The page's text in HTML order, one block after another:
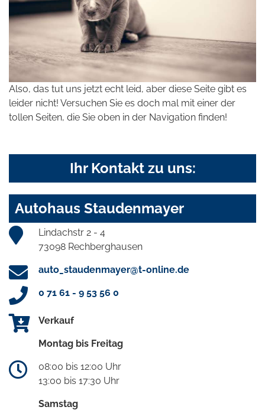
Also, das tut uns jetzt echt leid, aber diese Seite gibt es
leider nicht! Versuchen Sie es doch mal mit einer der
tollen Seiten, die Sie oben in der Navigation finden!
Ihr Kontakt zu uns:
Autohaus Staudenmayer
Lindachstr 2 - 4
73098 Rechberghausen
auto_staudenmayer@t-online.de
0 71 61 - 9 53 56 0
Verkauf
Montag bis Freitag
08:00 bis 12:00 Uhr
13:00 bis 17:30 Uhr
Samstag